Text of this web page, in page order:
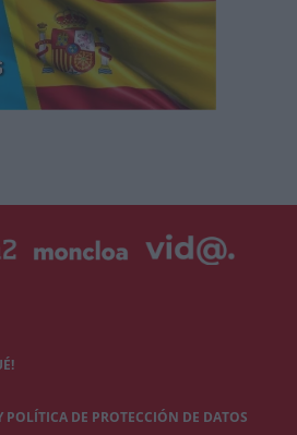
DE PROTECCIÓN DE DATOS